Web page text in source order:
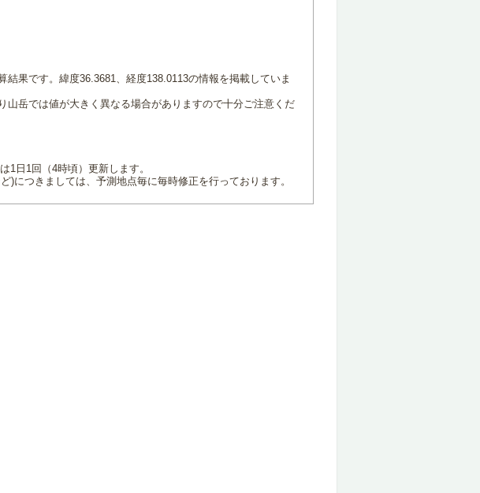
果です。緯度36.3681、経度138.0113の情報を掲載していま
岳では値が大きく異なる場合がありますので十分ご注意くだ
1日1回（4時頃）更新します。
につきましては、予測地点毎に毎時修正を行っております。